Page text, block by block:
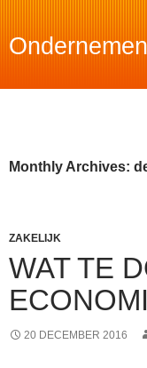
Monthly Archives:
ZAKELIJK
WAT TE
20 DECEMBER 2016